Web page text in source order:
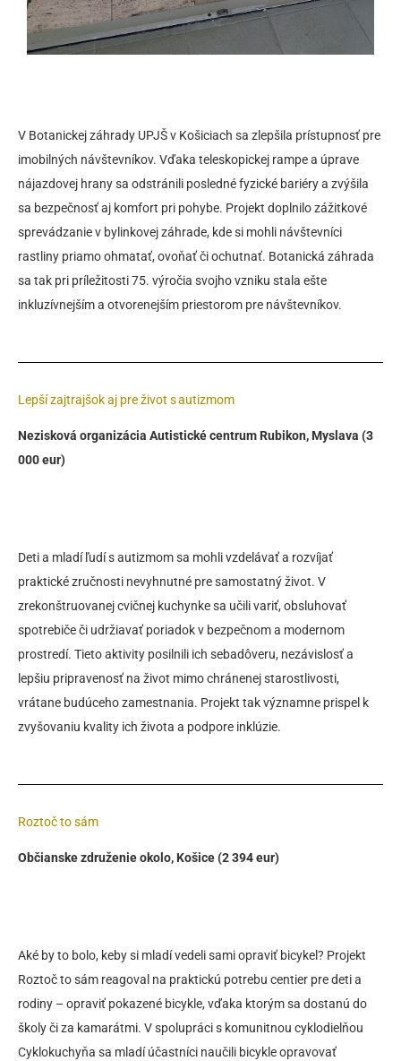
V Botanickej záhrady UPJŠ v Košiciach sa zlepšila prístupnosť pre
imobilných návštevníkov. Vďaka teleskopickej rampe a úprave
nájazdovej hrany sa odstránili posledné fyzické bariéry a zvýšila
sa bezpečnosť aj komfort pri pohybe. Projekt doplnilo zážitkové
sprevádzanie v bylinkovej záhrade, kde si mohli návštevníci
rastliny priamo ohmatať, ovoňať či ochutnať. Botanická záhrada
sa tak pri príležitosti 75. výročia svojho vzniku stala ešte
inkluzívnejším a otvorenejším priestorom pre návštevníkov.
Lepší zajtrajšok aj pre život s autizmom
Nezisková organizácia Autistické centrum Rubikon, Myslava (3
000 eur)
Deti a mladí ľudí s autizmom sa mohli vzdelávať a rozvíjať
praktické zručnosti nevyhnutné pre samostatný život. V
zrekonštruovanej cvičnej kuchynke sa učili variť, obsluhovať
spotrebiče či udržiavať poriadok v bezpečnom a modernom
prostredí. Tieto aktivity posilnili ich sebadôveru, nezávislosť a
lepšiu pripravenosť na život mimo chránenej starostlivosti,
vrátane budúceho zamestnania. Projekt tak významne prispel k
zvyšovaniu kvality ich života a podpore inklúzie.
Roztoč to sám
Občianske združenie okolo, Košice (2 394 eur)
Aké by to bolo, keby si mladí vedeli sami opraviť bicykel? Projekt
Roztoč to sám reagoval na praktickú potrebu centier pre deti a
rodiny – opraviť pokazené bicykle, vďaka ktorým sa dostanú do
školy či za kamarátmi. V spolupráci s komunitnou cyklodielňou
Cyklokuchyňa sa mladí účastníci naučili bicykle opravovať